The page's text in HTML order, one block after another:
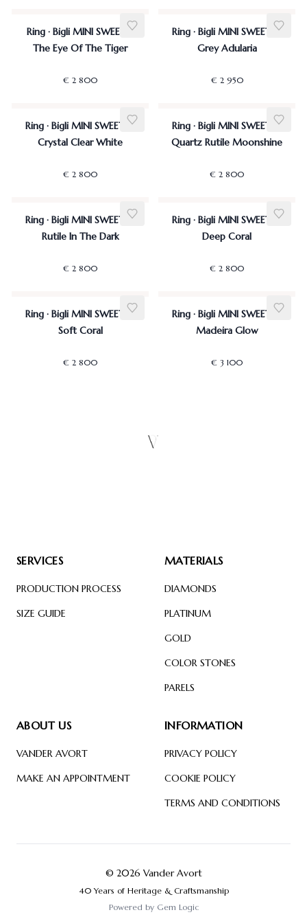
Ring · Bigli MINI SWEETY·
The Eye Of The Tiger
€ 2 800
Ring · Bigli MINI SWEETY ·
Grey Adularia
€ 2 950
Ring · Bigli MINI SWEETY ·
Crystal Clear White
€ 2 800
Ring · Bigli MINI SWEETY ·
Quartz Rutile Moonshine
€ 2 800
Ring · Bigli MINI SWEETY ·
Rutile In The Dark
€ 2 800
Ring · Bigli MINI SWEETY ·
Deep Coral
€ 2 800
Ring · Bigli MINI SWEETY ·
Soft Coral
€ 2 800
Ring · Bigli MINI SWEETY ·
Madeira Glow
€ 3 100
SERVICES
PRODUCTION PROCESS
SIZE GUIDE
MATERIALS
DIAMONDS
PLATINUM
GOLD
COLOR STONES
PARELS
ABOUT US
VANDER AVORT
MAKE AN APPOINTMENT
INFORMATION
PRIVACY POLICY
COOKIE POLICY
TERMS AND CONDITIONS
© 2026 Vander Avort
40 Years of Heritage & Craftsmanship
Powered by Gem Logic